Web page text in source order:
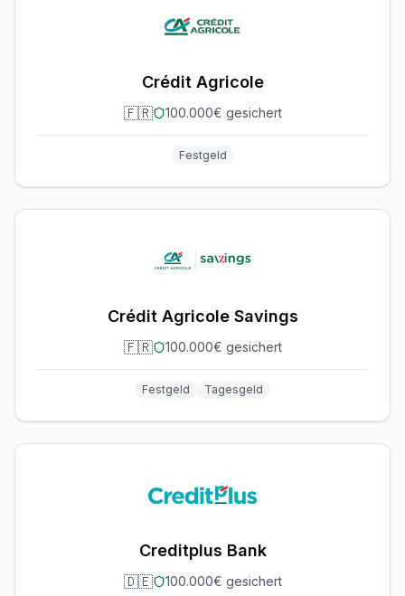
Crédit Agricole
🇫🇷 100.000€ gesichert
Festgeld
Crédit Agricole Savings
🇫🇷 100.000€ gesichert
Festgeld Tagesgeld
Creditplus Bank
🇩🇪 100.000€ gesichert